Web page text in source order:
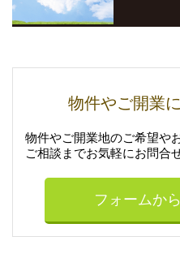
ただし、個人情報を削除すると
株式会社インサイトのWebサイ
どを手がかりにして自動的に収
情報は主に、アクセス状況を把
具体的に株式会社インサイトは
情報を利用します。
・ご利用者の皆さまの商品閲覧
・ご利用者の皆さまが会員制サ
物件やご開業
物件やご開業地のご希望や
ご相談までお気軽にお問合
フォームか